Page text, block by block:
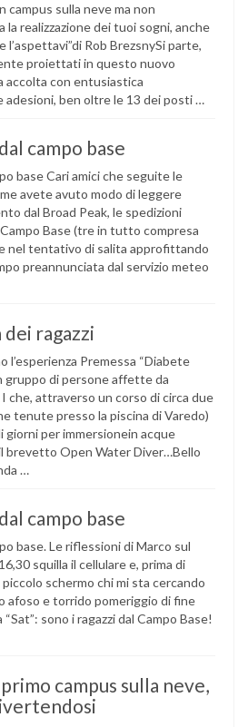
sulla neve ma non
la realizzazione dei tuoi sogni, anche
l’aspettavi”di Rob BrezsnySi parte,
proiettati in questo nuovo
accolta con entusiastica
adesioni, ben oltre le 13 dei posti …
campo base
base Cari amici che seguite le
avete avuto modo di leggere
dal Broad Peak, le spedizioni
Base (tre in tutto compresa
nel tentativo di salita approfittando
preannunciata dal servizio meteo
ragazzi
l’esperienza Premessa “Diabete
gruppo di persone affette da
che, attraverso un corso di circa due
tenute presso la piscina di Varedo)
giorni per immersionein acque
brevetto Open Water Diver…Bello
…
campo base
base. Le riflessioni di Marco sul
squilla il cellulare e, prima di
schermo chi mi sta cercando
afoso e torrido pomeriggio di fine
sono i ragazzi dal Campo Base!
campus sulla neve,